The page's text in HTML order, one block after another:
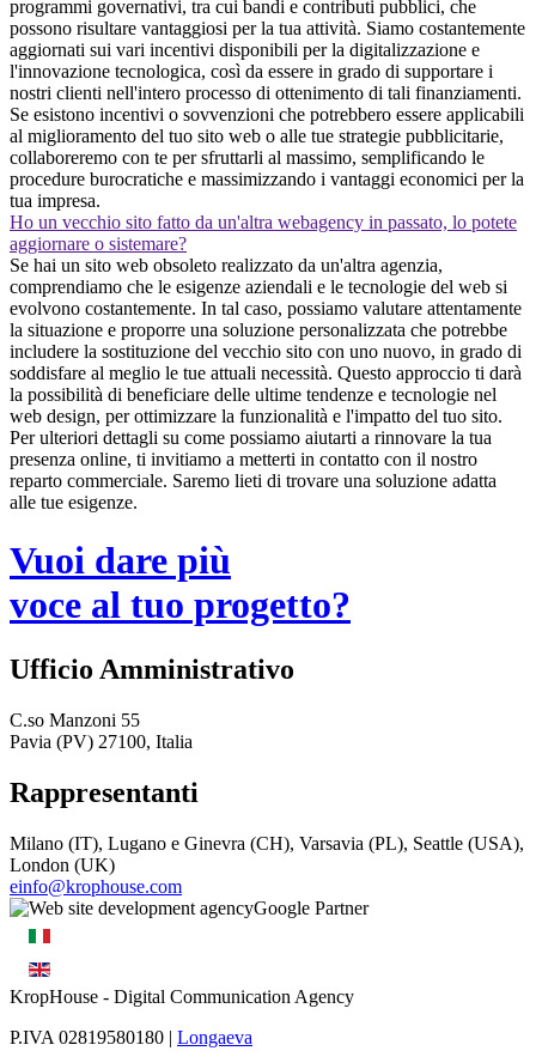
programmi governativi, tra cui bandi e contributi pubblici, che
possono risultare vantaggiosi per la tua attività. Siamo costantemente
aggiornati sui vari incentivi disponibili per la digitalizzazione e
l'innovazione tecnologica, così da essere in grado di supportare i
nostri clienti nell'intero processo di ottenimento di tali finanziamenti.
Se esistono incentivi o sovvenzioni che potrebbero essere applicabili
al miglioramento del tuo sito web o alle tue strategie pubblicitarie,
collaboreremo con te per sfruttarli al massimo, semplificando le
procedure burocratiche e massimizzando i vantaggi economici per la
tua impresa.
Ho un vecchio sito fatto da un'altra webagency in passato, lo potete
aggiornare o sistemare?
Se hai un sito web obsoleto realizzato da un'altra agenzia,
comprendiamo che le esigenze aziendali e le tecnologie del web si
evolvono costantemente. In tal caso, possiamo valutare attentamente
la situazione e proporre una soluzione personalizzata che potrebbe
includere la sostituzione del vecchio sito con uno nuovo, in grado di
soddisfare al meglio le tue attuali necessità. Questo approccio ti darà
la possibilità di beneficiare delle ultime tendenze e tecnologie nel
web design, per ottimizzare la funzionalità e l'impatto del tuo sito.
Per ulteriori dettagli su come possiamo aiutarti a rinnovare la tua
presenza online, ti invitiamo a metterti in contatto con il nostro
reparto commerciale. Saremo lieti di trovare una soluzione adatta
alle tue esigenze.
Vuoi dare più
voce al tuo progetto?
Ufficio Amministrativo
C.so Manzoni 55
Pavia (PV) 27100, Italia
Rappresentanti
Milano (IT), Lugano e Ginevra (CH), Varsavia (PL), Seattle (USA),
London (UK)
einfo@krophouse.com
KropHouse - Digital Communication Agency
P.IVA 02819580180 | Longaeva